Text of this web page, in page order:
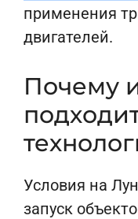
применения
двигателей.
Почему
Условия на
запуск